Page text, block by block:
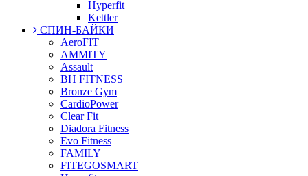
Hyperfit
Kettler
СПИН-БАЙКИ
AeroFIT
AMMITY
Assault
BH FITNESS
Bronze Gym
CardioPower
Clear Fit
Diadora Fitness
Evo Fitness
FAMILY
FITEGOSMART